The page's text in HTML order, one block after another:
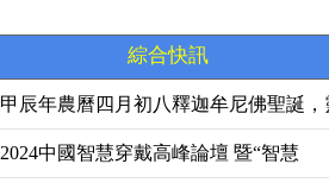
綜合快訊
甲辰年農曆四月初八釋迦牟尼佛聖誕，
鷲
2024中國智慧穿戴高峰論壇 暨“智慧